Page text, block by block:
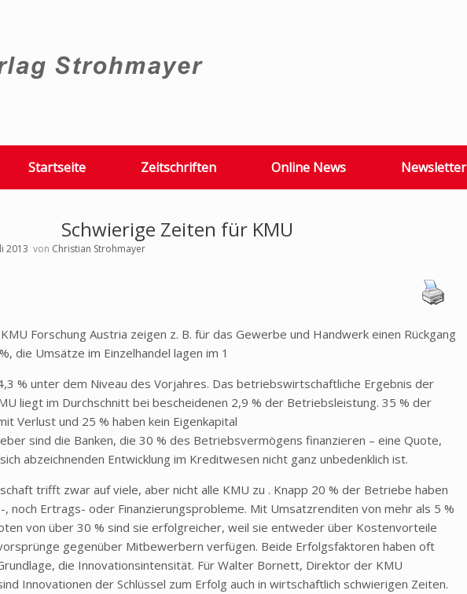
Startseite Zeitschriften Online News Newsletter
Schwierige Zeiten für KMU
2013 von Christian Strohmayer
Forschung Austria zeigen z. B. für das Gewerbe und Handwerk einen Rückgang
die Umsätze im Einzelhandel lagen im 1
% unter dem Niveau des Vorjahres. Das betriebswirtschaftliche Ergebnis der
liegt im Durchschnitt bei bescheidenen 2,9 % der Betriebsleistung. 35 % der
Verlust und 25 % haben kein Eigenkapital
sind die Banken, die 30 % des Betriebsvermögens finanzieren – eine Quote,
abzeichnenden Entwicklung im Kreditwesen nicht ganz unbedenklich ist.
trifft zwar auf viele, aber nicht alle KMU zu . Knapp 20 % der Betriebe haben
noch Ertrags- oder Finanzierungsprobleme. Mit Umsatzrenditen von mehr als 5 %
von über 30 % sind sie erfolgreicher, weil sie entweder über Kostenvorteile
gegenüber Mitbewerbern verfügen. Beide Erfolgsfaktoren haben oft
die Innovationsintensität. Für Walter Bornett, Direktor der KMU
Innovationen der Schlüssel zum Erfolg auch in wirtschaftlich schwierigen Zeiten.